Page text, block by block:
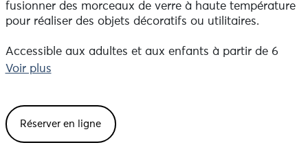
fusionner des morceaux de verre à haute température
pour réaliser des objets décoratifs ou utilitaires.
Accessible aux adultes et aux enfants à partir de 6
ans, cet atelier créatif et ludique vous invite à explorer
toutes les couleurs, vous réaliserez une œuvre unique
colorée et lumineuse, façonnée par vos envies.
Voir plus
Réserver en ligne